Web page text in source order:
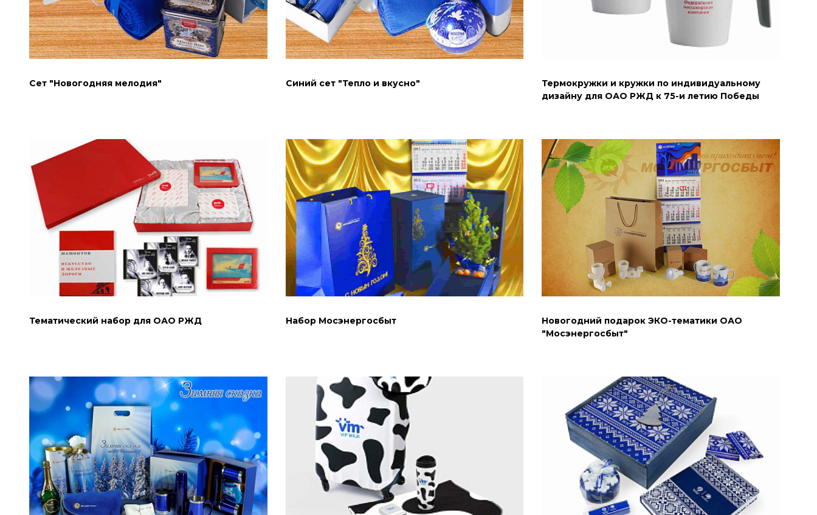
Сет "Новогодняя мелодия" Синий сет "Тепло и вкусно"
Термокружки и кружки по индивидуальному
дизайну для ОАО РЖД к 75-и летию Победы
Тематический набор для ОАО РЖД Набор Мосэнергосбыт
Новогодний подарок ЭКО-тематики ОАО
"Мосэнергосбыт"